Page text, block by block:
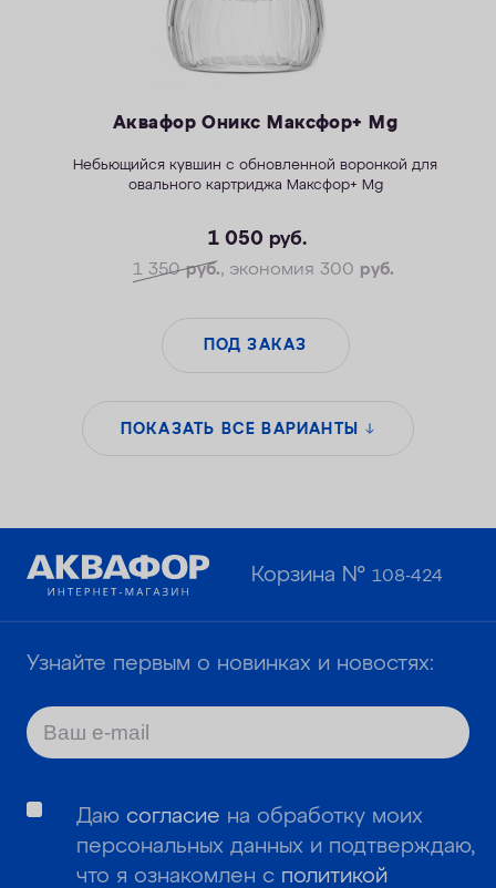
Аквафор Оникс Максфор+ Mg
Небьющийся кувшин с обновленной воронкой для
овального картриджа Максфор+ Mg
1 050 руб.
1 350руб., экономия 300 руб.
ПОД ЗАКАЗ
ПОКАЗАТЬ ВСЕ ВАРИАНТЫ
Корзина №108-424
Узнайте первым о новинках и новостях:
Даю согласие на обработку моих
персональных данных и подтверждаю,
что я ознакомлен с политикой